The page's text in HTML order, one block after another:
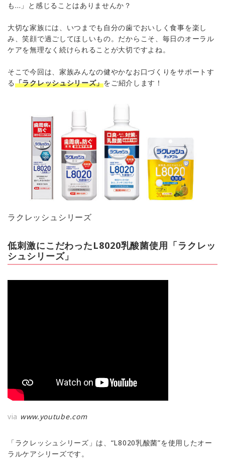
も…」と感じることはありませんか？
大切な家族には、いつまでも自分の歯でおいしく食事を楽し
み、笑顔で過ごしてほしいもの。だからこそ、毎日のオーラル
ケアを無理なく続けられることが大切ですよね。
そこで今回は、家族みんなの健やかなお口づくりをサポートす
る「ラクレッシュシリーズ」をご紹介します！
ラクレッシュシリーズ
低刺激にこだわったL8020乳酸菌使用「ラクレッ
シュシリーズ」
via www.youtube.com
「ラクレッシュシリーズ」は、“L8020乳酸菌”を使用したオー
ラルケアシリーズです。